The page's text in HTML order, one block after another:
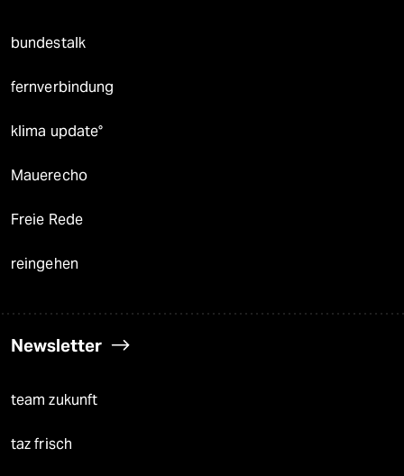
bundestalk
fernverbindung
klima update°
Mauerecho
Freie Rede
reingehen
Newsletter
team zukunft
taz frisch